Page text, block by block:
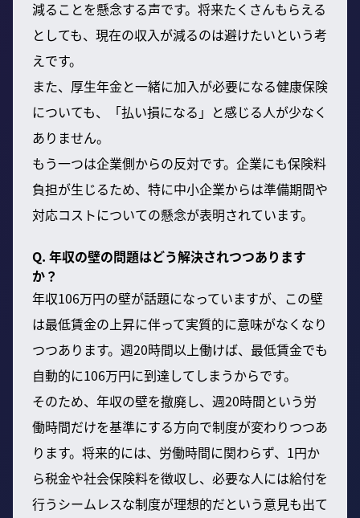
減ることを懸念する声です。将来たくさんもらえる
としても、現在の収入が減るのは避けたいという考
えです。
また、厚生年金と一緒に加入が必要になる健康保険
についても、「払い損になる」と感じる人が少なく
ありません。
もう一つは企業側からの反対です。企業にも保険料
負担が生じるため、特に中小企業からは準備期間や
対応コストについての懸念が表明されています。
Q. 年収の壁の問題はどう解決されつつあります
か？
年収106万円の壁が話題になっていますが、この壁
は最低賃金の上昇に伴って実質的に意味がなくなり
つつあります。週20時間以上働けば、最低賃金でも
自動的に106万円に到達してしまうからです。
そのため、年収の壁を撤廃し、週20時間という労
働時間だけを基準にする方向で制度が変わりつつあ
ります。将来的には、労働時間に関わらず、1円か
ら税金や社会保険料を徴収し、必要な人には給付を
行うシームレスな制度が理想的だという意見も出て